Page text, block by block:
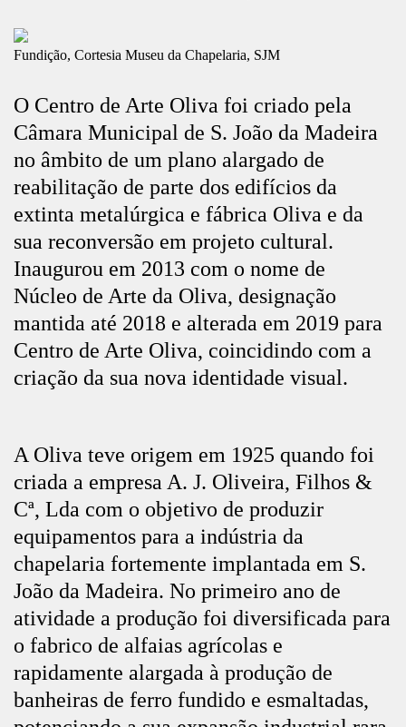
Fundição, Cortesia Museu da Chapelaria, SJM
O Centro de Arte Oliva foi criado pela
Câmara Municipal de S. João da Madeira
no âmbito de um plano alargado de
reabilitação de parte dos edifícios da
extinta metalúrgica e fábrica Oliva e da
sua reconversão em projeto cultural.
Inaugurou em 2013 com o nome de
Núcleo de Arte da Oliva, designação
mantida até 2018 e alterada em 2019 para
Centro de Arte Oliva, coincidindo com a
criação da sua nova identidade visual.
A Oliva teve origem em 1925 quando foi
criada a empresa A. J. Oliveira, Filhos &
Cª, Lda com o objetivo de produzir
equipamentos para a indústria da
chapelaria fortemente implantada em S.
João da Madeira. No primeiro ano de
atividade a produção foi diversificada para
o fabrico de alfaias agrícolas e
rapidamente alargada à produção de
banheiras de ferro fundido e esmaltadas,